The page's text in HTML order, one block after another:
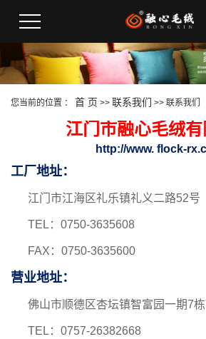
您当前的位置 ： 首 页 >> 联系我们 >> 联系我们
江门市融心毛绒有
http://www. flock-
工厂地址：
江门市江海区礼乐镇礼义二路
TEL：0750-3635608
FAX：0750-3635600
营业地址：
佛山市顺德区杏坛镇智富园一期7
TEL：0757-26382668